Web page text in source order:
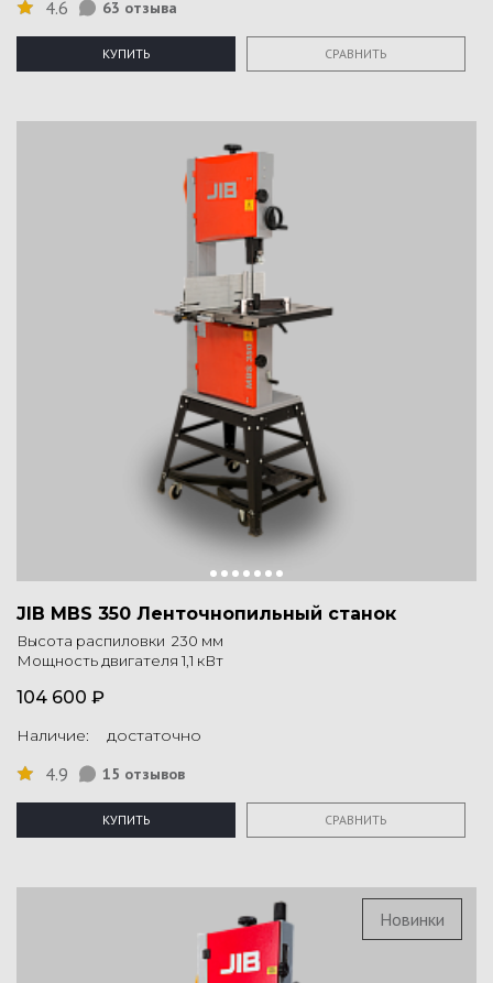
4.6 63 отзыва
КУПИТЬ СРАВНИТЬ
JIB MBS 350 Ленточнопильный станок
Высота распиловки 230 мм
Мощность двигателя 1,1 кВт
104 600 ₽
Наличие: достаточно
4.9 15 отзывов
КУПИТЬ СРАВНИТЬ
Новинки